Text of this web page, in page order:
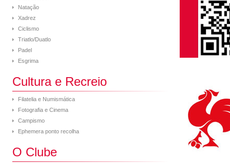
Natação
Xadrez
Ciclismo
Triatlo/Duatlo
Padel
Esgrima
Cultura e Recreio
Filatelia e Numismática
Fotografia e Cinema
Campismo
Ephemera ponto recolha
O Clube